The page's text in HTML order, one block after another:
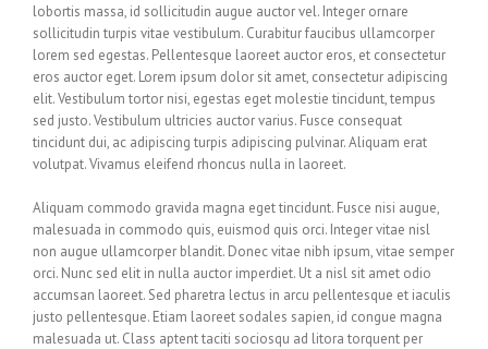
lobortis massa, id sollicitudin augue auctor vel. Integer ornare
sollicitudin turpis vitae vestibulum. Curabitur faucibus ullamcorper
lorem sed egestas. Pellentesque laoreet auctor eros, et consectetur
eros auctor eget. Lorem ipsum dolor sit amet, consectetur adipiscing
elit. Vestibulum tortor nisi, egestas eget molestie tincidunt, tempus
sed justo. Vestibulum ultricies auctor varius. Fusce consequat
tincidunt dui, ac adipiscing turpis adipiscing pulvinar. Aliquam erat
volutpat. Vivamus eleifend rhoncus nulla in laoreet.
Aliquam commodo gravida magna eget tincidunt. Fusce nisi augue,
malesuada in commodo quis, euismod quis orci. Integer vitae nisl
non augue ullamcorper blandit. Donec vitae nibh ipsum, vitae semper
orci. Nunc sed elit in nulla auctor imperdiet. Ut a nisl sit amet odio
accumsan laoreet. Sed pharetra lectus in arcu pellentesque et iaculis
justo pellentesque. Etiam laoreet sodales sapien, id congue magna
malesuada ut. Class aptent taciti sociosqu ad litora torquent per